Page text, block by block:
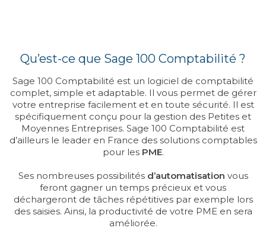
Qu’est-ce que Sage 100 Comptabilité ?
Sage 100 Comptabilité est un logiciel de comptabilité
complet, simple et adaptable. Il vous permet de gérer
votre entreprise facilement et en toute sécurité. Il est
spécifiquement conçu pour la gestion des Petites et
Moyennes Entreprises. Sage 100 Comptabilité est
d’ailleurs le leader en France des solutions comptables
pour les PME.
Ses nombreuses possibilités d’automatisation vous
feront gagner un temps précieux et vous
déchargeront de tâches répétitives par exemple lors
des saisies. Ainsi, la productivité de votre PME en sera
améliorée.